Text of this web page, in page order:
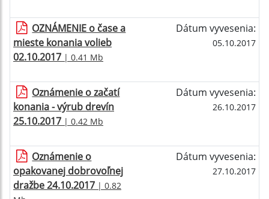
OZNÁMENIE o čase a
mieste konania volieb
02.10.2017 | 0.41 Mb
Dátum vyvesenia:
05.10.2017
Oznámenie o začatí
konania - výrub drevín
25.10.2017 | 0.42 Mb
Dátum vyvesenia:
26.10.2017
Oznámenie o
opakovanej dobrovoľnej
dražbe 24.10.2017 | 0.82
Dátum vyvesenia:
27.10.2017